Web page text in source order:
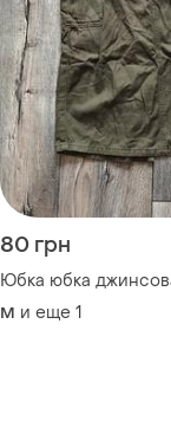
80 грн
Юбка юбка
M и еще 1